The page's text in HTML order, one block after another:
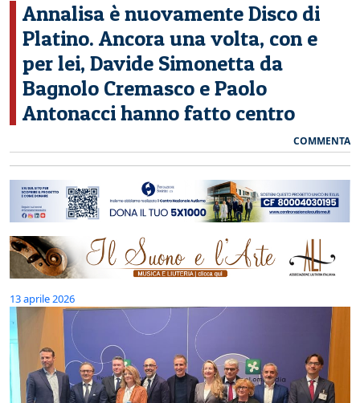
Annalisa è nuovamente Disco di
Platino. Ancora una volta, con e
per lei, Davide Simonetta da
Bagnolo Cremasco e Paolo
Antonacci hanno fatto centro
COMMENTA
13 aprile 2026